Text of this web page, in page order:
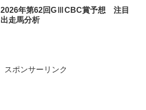
2026年第62回GⅢCBC賞予想 注目
出走馬分析
スポンサーリンク